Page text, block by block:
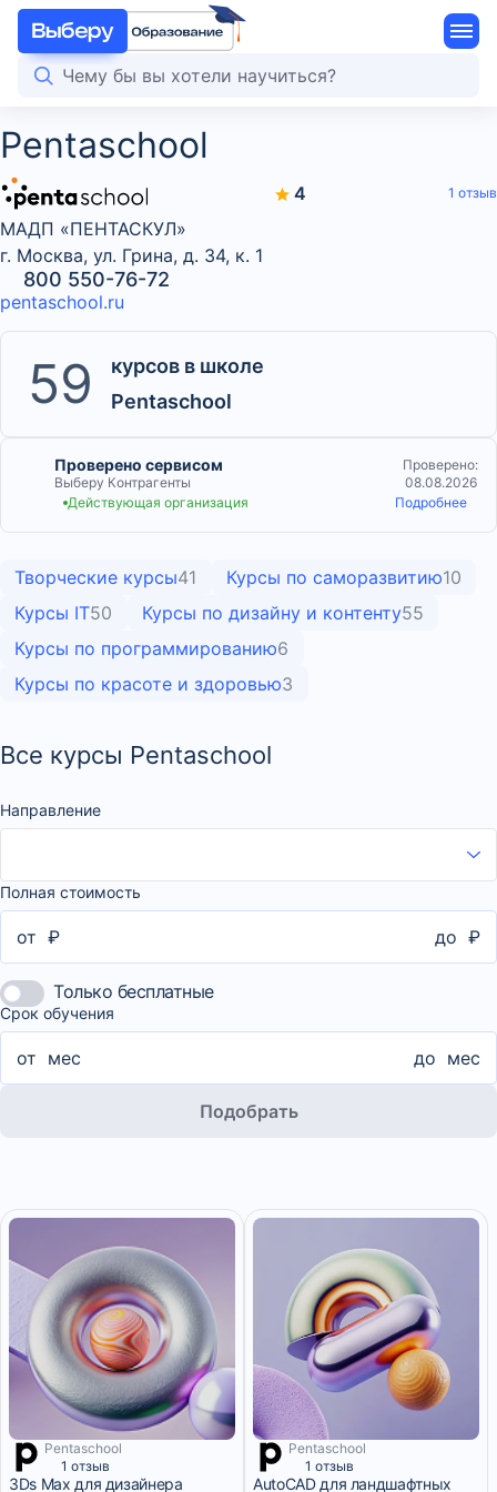
Pentaschool
800 550-76-72
4 1 отзыв
МАДП «ПЕНТАСКУЛ»
г. Москва, ул. Грина, д. 34, к. 1
pentaschool.ru
59
курсов в школе
Pentaschool
Проверено сервисом
Выберу Контрагенты
Проверено:
08.08.2026
Действующая организация
Подробнее
Творческие курсы41 Курсы по саморазвитию10
Курсы IT50 Курсы по дизайну и контенту55
Курсы по программированию6
Курсы по красоте и здоровью3
Все курсы Pentaschool
Направление
Полная стоимость
от ₽ до ₽
Только бесплатные
Срок обучения
от мес до мес
Подобрать
Pentaschool
1 отзыв
3Ds Max для дизайнера
3 625 ₽/мес
Pentaschool
1 отзыв
AutoCAD для ландшафтных